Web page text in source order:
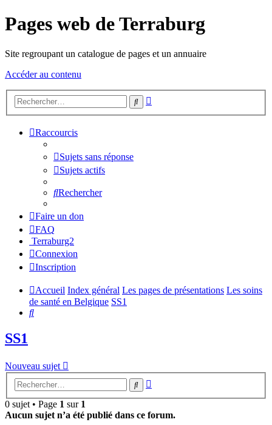
Pages web de Terraburg
Site regroupant un catalogue de pages et un annuaire
Accéder au contenu
Rechercher
Raccourcis
Sujets sans réponse
Sujets actifs
Rechercher
Faire un don
FAQ
Terraburg2
Connexion
Inscription
Accueil Index général Les pages de présentations Les soins
de santé en Belgique SS1
Rechercher
SS1
Nouveau sujet
Rechercher
0 sujet • Page 1 sur 1
Aucun sujet n’a été publié dans ce forum.